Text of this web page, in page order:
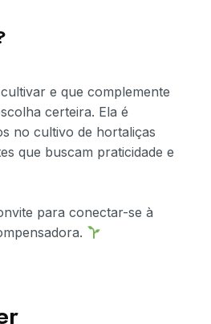
e que complemente
certeira. Ela é
no cultivo de hortaliças
que buscam praticidade e
para conectar-se à